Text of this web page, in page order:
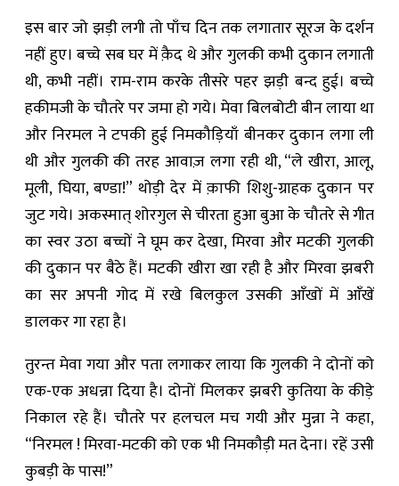
इस बार जो झड़ी लगी तो पाँच दिन तक लगातार सूरज के दर्शन
नहीं हुए। बच्चे सब घर में क़ैद थे और गुलकी कभी दुकान लगाती
थी, कभी नहीं। राम-राम करके तीसरे पहर झड़ी बन्द हुई। बच्चे
हकीमजी के चौतरे पर जमा हो गये। मेवा बिलबोटी बीन लाया था
और निरमल ने टपकी हुई निमकौड़ियाँ बीनकर दुकान लगा ली
थी और गुलकी की तरह आवाज़ लगा रही थी, “ले खीरा, आलू,
मूली, घिया, बण्डा!” थोड़ी देर में क़ाफी शिशु-ग्राहक दुकान पर
जुट गये। अकस्मात् शोरगुल से चीरता हुआ बुआ के चौतरे से गीत
का स्वर उठा बच्चों ने घूम कर देखा, मिरवा और मटकी गुलकी
की दुकान पर बैठे हैं। मटकी खीरा खा रही है और मिरवा झबरी
का सर अपनी गोद में रखे बिलकुल उसकी आँखों में आँखें
डालकर गा रहा है।
तुरन्त मेवा गया और पता लगाकर लाया कि गुलकी ने दोनों को
एक-एक अधन्ना दिया है। दोनों मिलकर झबरी कुतिया के कीड़े
निकाल रहे हैं। चौतरे पर हलचल मच गयी और मुन्ना ने कहा,
“निरमल ! मिरवा-मटकी को एक भी निमकौड़ी मत देना। रहें उसी
कुबड़ी के पास!”